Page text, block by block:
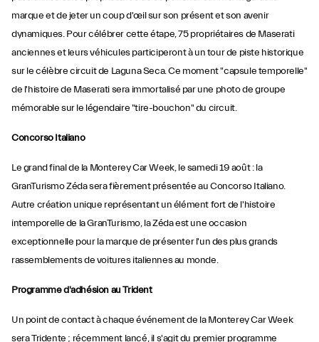
marque et de jeter un coup d'œil sur son présent et son avenir
dynamiques. Pour célébrer cette étape, 75 propriétaires de Maserati
anciennes et leurs véhicules participeront à un tour de piste historique
sur le célèbre circuit de Laguna Seca. Ce moment "capsule temporelle"
de l'histoire de Maserati sera immortalisé par une photo de groupe
mémorable sur le légendaire "tire-bouchon" du circuit.
Concorso Italiano
Le grand final de la Monterey Car Week, le samedi 19 août : la
GranTurismo Zéda sera fièrement présentée au Concorso Italiano.
Autre création unique représentant un élément fort de l'histoire
intemporelle de la GranTurismo, la Zéda est une occasion
exceptionnelle pour la marque de présenter l'un des plus grands
rassemblements de voitures italiennes au monde.
Programme d'adhésion au Trident
Un point de contact à chaque événement de la Monterey Car Week
sera Tridente ; récemment lancé, il s'agit du premier programme